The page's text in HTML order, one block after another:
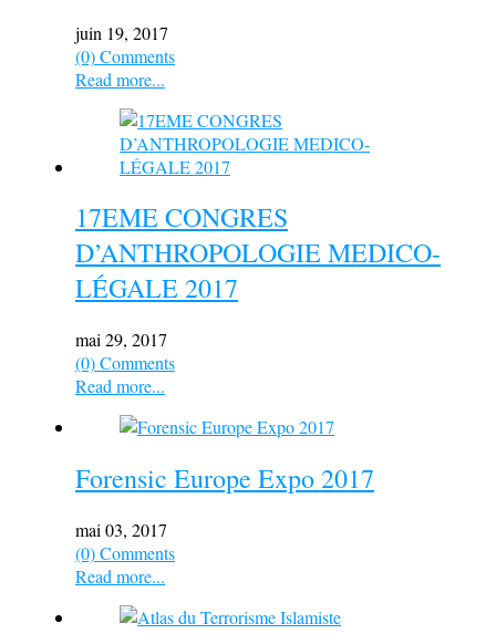
juin 19, 2017
(0) Comments
Read more...
17EME CONGRES
D’ANTHROPOLOGIE MEDICO-
LÉGALE 2017
mai 29, 2017
(0) Comments
Read more...
Forensic Europe Expo 2017
mai 03, 2017
(0) Comments
Read more...